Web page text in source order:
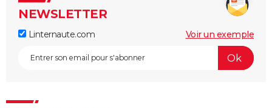
NEWSLETTER
Linternaute.com Voir un exemple